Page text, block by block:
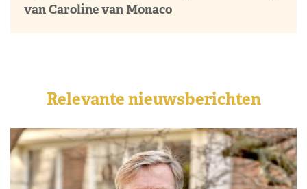
van Caroline van Monaco
Relevante nieuwsberichten